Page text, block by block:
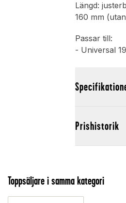
Längd:
160 mm
Passar till:
- Universal
Prishistorik
Toppsäljare i samma kategori